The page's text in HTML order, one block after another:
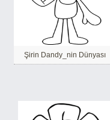
Şirin Dandy_nin Dünyası